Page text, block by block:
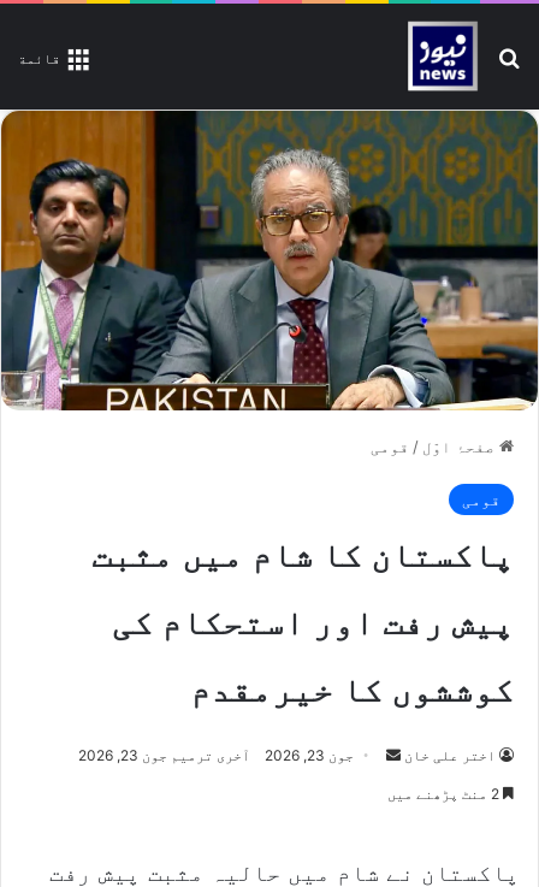
قائمة تلاش کیجیے
صفحۂ اوّل / قومی
قومی
پاکستان کا شام میں مثبت
پیش رفت اور استحکام کی
کوششوں کا خیرمقدم
اختر علی خان
Send جون 23, 2026 آخری ترمیم جون 23, 2026
پاکستان نے شام میں حالیہ مثبت پیش رفت